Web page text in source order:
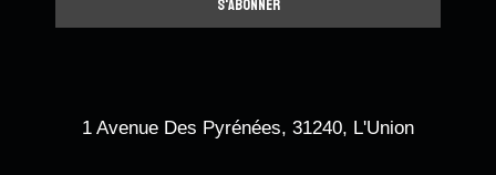
1 Avenue Des Pyrénées, 31240, L'Union